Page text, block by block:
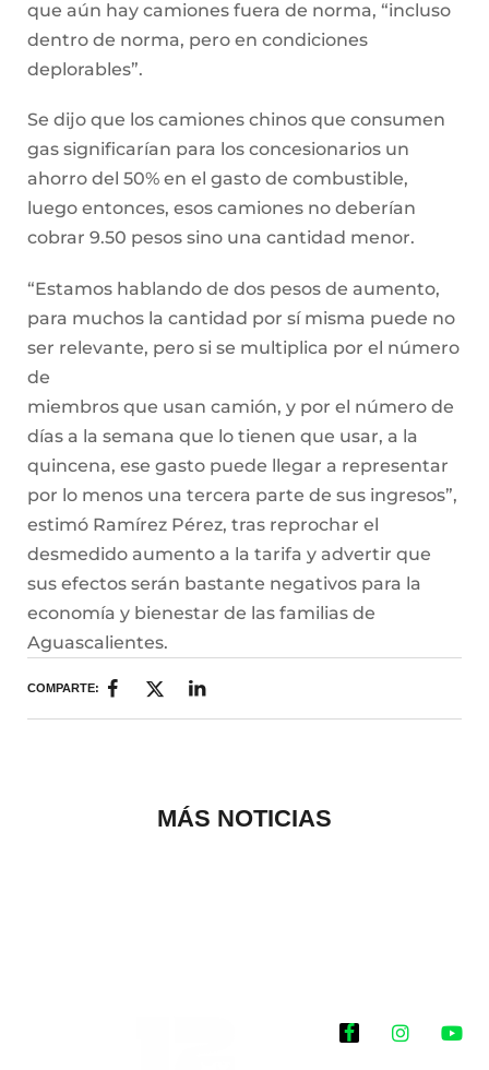
que aún hay camiones fuera de norma, “incluso
dentro de norma, pero en condiciones
deplorables”.
Se dijo que los camiones chinos que consumen
gas significarían para los concesionarios un
ahorro del 50% en el gasto de combustible,
luego entonces, esos camiones no deberían
cobrar 9.50 pesos sino una cantidad menor.
“Estamos hablando de dos pesos de aumento,
para muchos la cantidad por sí misma puede no
ser relevante, pero si se multiplica por el número
de
miembros que usan camión, y por el número de
días a la semana que lo tienen que usar, a la
quincena, ese gasto puede llegar a representar
por lo menos una tercera parte de sus ingresos”,
estimó Ramírez Pérez, tras reprochar el
desmedido aumento a la tarifa y advertir que
sus efectos serán bastante negativos para la
economía y bienestar de las familias de
Aguascalientes.
COMPARTE:
MÁS NOTICIAS